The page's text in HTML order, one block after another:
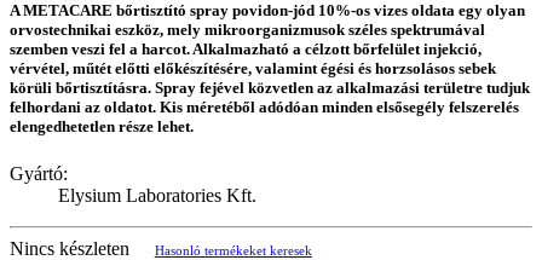
A METACARE bőrtisztító spray povidon-jód 10%-os vizes oldata egy olyan
orvostechnikai eszköz, mely mikroorganizmusok széles spektrumával
szemben veszi fel a harcot. Alkalmazható a célzott bőrfelület injekció,
vérvétel, műtét előtti előkészítésére, valamint égési és horzsolásos sebek
körüli bőrtisztításra. Spray fejével közvetlen az alkalmazási területre tudjuk
felhordani az oldatot. Kis méretéből adódóan minden elsősegély felszerelés
elengedhetetlen része lehet.
Gyártó:
Elysium Laboratories Kft.
Nincs készleten Hasonló termékeket keresek